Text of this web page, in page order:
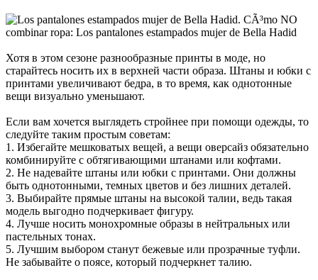
Хотя в этом сезоне разнообразные принты в моде, но
старайтесь носить их в верхней части образа. Штаны и юбки с
принтами увеличивают бедра, в то время, как однотонные
вещи визуально уменьшают.
Если вам хочется выглядеть стройнее при помощи одежды, то
следуйте таким простым советам:
1. Избегайте мешковатых вещей, а вещи оверсайз обязательно
комбинируйте с обтягивающими штанами или кофтами.
2. Не надевайте штаны или юбки с принтами. Они должны
быть однотонными, темных цветов и без лишних деталей.
3. Выбирайте прямые штаны на высокой талии, ведь такая
модель выгодно подчеркивает фигуру.
4. Лучше носить монохромные образы в нейтральных или
пастельных тонах.
5. Лучшим выбором станут бежевые или прозрачные туфли.
Не забывайте о поясе, который подчеркнет талию.